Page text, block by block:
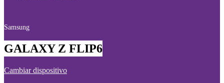
Samsung
GALAXY Z FLIP6
Cambiar dispositivo